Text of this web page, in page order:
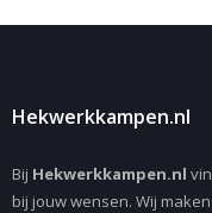
Hekwerkkampen.nl
Bij Hekwerkkampen.nl
bij jouw wensen. Wij